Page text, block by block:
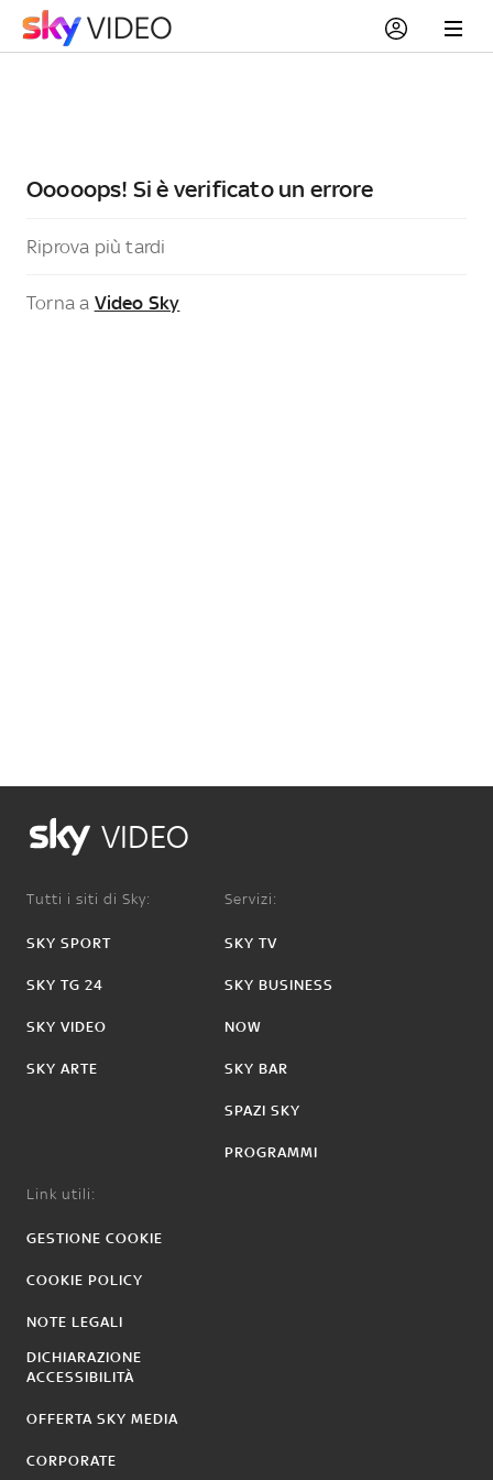
Ooooops! Si è verificato un errore
Riprova più tardi
Torna a Video Sky
VIDEO
Tutti i siti di Sky:
SKY SPORT
SKY TG 24
SKY VIDEO
SKY ARTE
Servizi:
SKY TV
SKY BUSINESS
NOW
SKY BAR
SPAZI SKY
PROGRAMMI
Link utili:
GESTIONE COOKIE
COOKIE POLICY
NOTE LEGALI
DICHIARAZIONE
ACCESSIBILITÀ
OFFERTA SKY MEDIA
CORPORATE